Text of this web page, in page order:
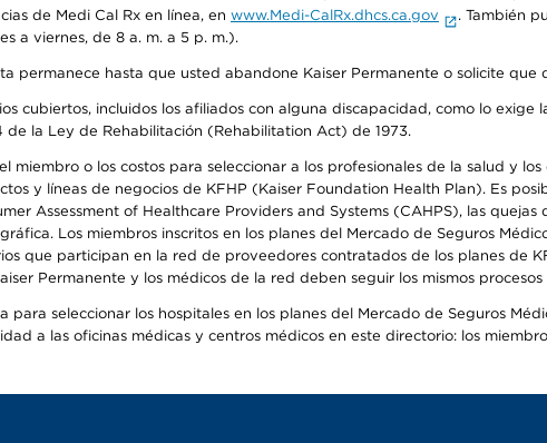
de Medi Cal Rx en línea, en www.Medi-CalRx.dhcs.ca.gov
. También
a viernes, de 8 a. m. a 5 p. m.).
permanece hasta que usted abandone Kaiser Permanente o solicite que
cubiertos, incluidos los afiliados con alguna discapacidad, como lo exige
la Ley de Rehabilitación (Rehabilitation Act) de 1973.
o los costos para seleccionar a los profesionales de la salud y
y líneas de negocios de KFHP (Kaiser Foundation Health Plan). Es
Assessment of Healthcare Providers and Systems (CAHPS), las quejas
Los miembros inscritos en los planes del Mercado de Seguros
que participan en la red de proveedores contratados de los planes de
Permanente y los médicos de la red deben seguir los mismos
seleccionar los hospitales en los planes del Mercado de Seguros
a las oficinas médicas y centros médicos en este directorio: los